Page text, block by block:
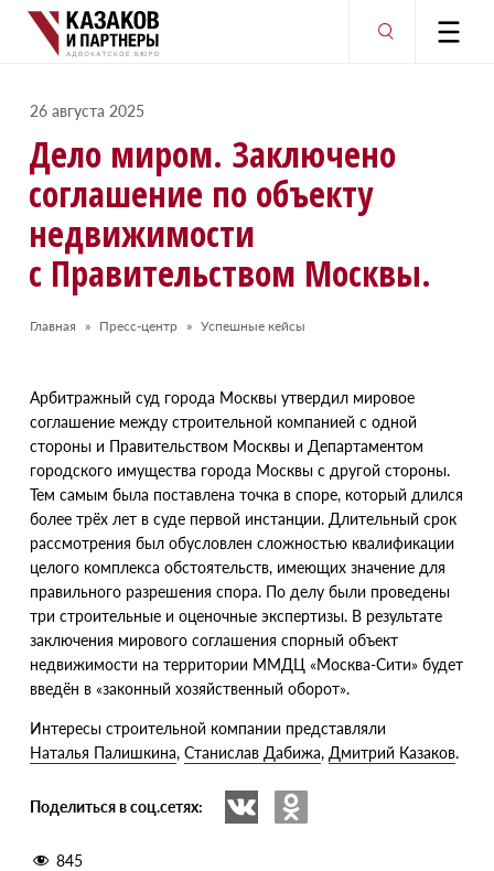
26 августа 2025
Дело миром. Заключено
соглашение по объекту
недвижимости
с Правительством Москвы.
Главная Пресс-центр Успешные кейсы
​Арбитражный суд города Москвы утвердил мировое
соглашение между строительной компанией с одной
стороны и Правительством Москвы и Департаментом
городского имущества города Москвы с другой стороны.
Тем самым была поставлена точка в споре, который длился
более трёх лет в суде первой инстанции. Длительный срок
рассмотрения был обусловлен сложностью квалификации
целого комплекса обстоятельств, имеющих значение для
правильного разрешения спора. По делу были проведены
три строительные и оценочные экспертизы. В результате
заключения мирового соглашения спорный объект
недвижимости на территории ММДЦ «Москва-Сити» будет
введён в «законный хозяйственный оборот».
​Интересы строительной компании представляли
Наталья Палишкина, Станислав Дабижа, Дмитрий Казаков.
Поделиться в соц.сетях:
845